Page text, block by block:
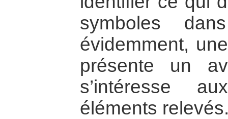
symboles
évidemment,
présente un
s’intéresse
éléments